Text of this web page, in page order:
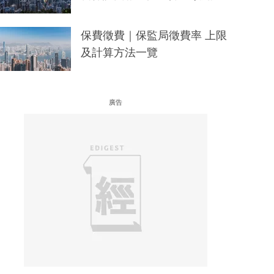
保費徵費｜保監局徵費率 上限
及計算方法一覽
廣告